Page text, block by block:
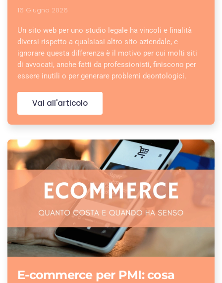
16 Giugno 2026
Un sito web per uno studio legale ha vincoli e finalità
diversi rispetto a qualsiasi altro sito aziendale, e
ignorare questa differenza è il motivo per cui molti siti
di avvocati, anche fatti da professionisti, finiscono per
essere inutili o per generare problemi deontologici.
Vai all'articolo
E-commerce per PMI: cosa